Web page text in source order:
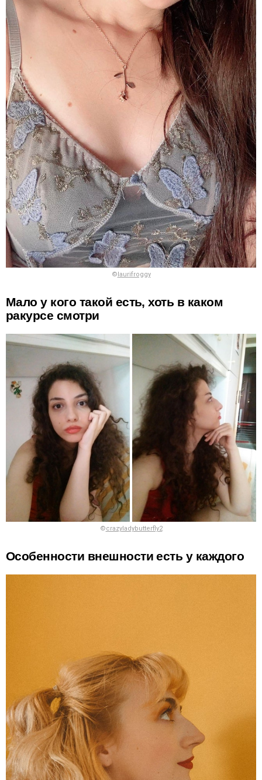
©laurifroggy
Мало у кого такой есть, хоть в каком
ракурсе смотри
©crazyladybutterfly2
Особенности внешности есть у каждого